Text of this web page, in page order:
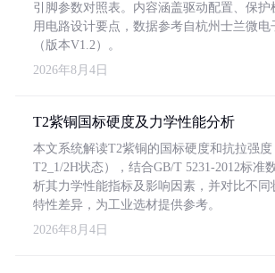
引脚参数对照表。内容涵盖驱动配置、保护
用电路设计要点，数据参考自杭州士兰微电
（版本V1.2）。
2026年8月4日
T2紫铜国标硬度及力学性能分析
本文系统解读T2紫铜的国标硬度和抗拉强度
T2_1/2H状态），结合GB/T 5231-2012标准
析其力学性能指标及影响因素，并对比不同
特性差异，为工业选材提供参考。
2026年8月4日